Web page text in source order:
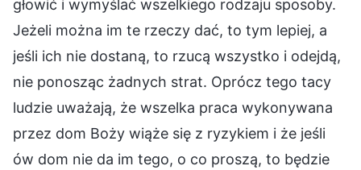
głowić i wymyślać wszelkiego rodzaju sposoby.
Jeżeli można im te rzeczy dać, to tym lepiej, a
jeśli ich nie dostaną, to rzucą wszystko i odejdą,
nie ponosząc żadnych strat. Oprócz tego tacy
ludzie uważają, że wszelka praca wykonywana
przez dom Boży wiąże się z ryzykiem i że jeśli
ów dom nie da im tego, o co proszą, to będzie